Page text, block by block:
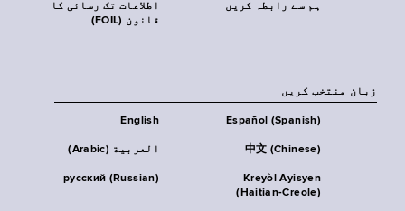
اطلاعات تک رسائی کا
قانون (FOIL)
ہم سے رابطہ کریں
زبان منتخب کریں
English Español (Spanish)
العربية (Arabic) 中文 (Chinese)
русский (Russian)
Kreyòl Ayisyen
(Haitian-Creole)